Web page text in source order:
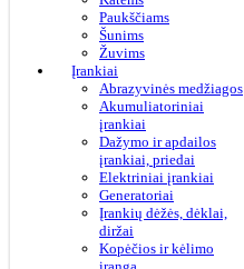
Paukščiams
Šunims
Žuvims
Įrankiai
Abrazyvinės medžiagos
Akumuliatoriniai
įrankiai
Dažymo ir apdailos
įrankiai, priedai
Elektriniai įrankiai
Generatoriai
Įrankių dėžės, dėklai,
diržai
Kopėčios ir kėlimo